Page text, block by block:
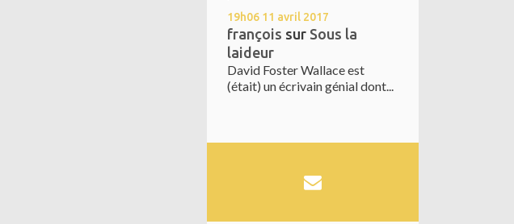
19h06 11 avril 2017
françois sur Sous la
laideur
David Foster Wallace est
(était) un écrivain génial dont...